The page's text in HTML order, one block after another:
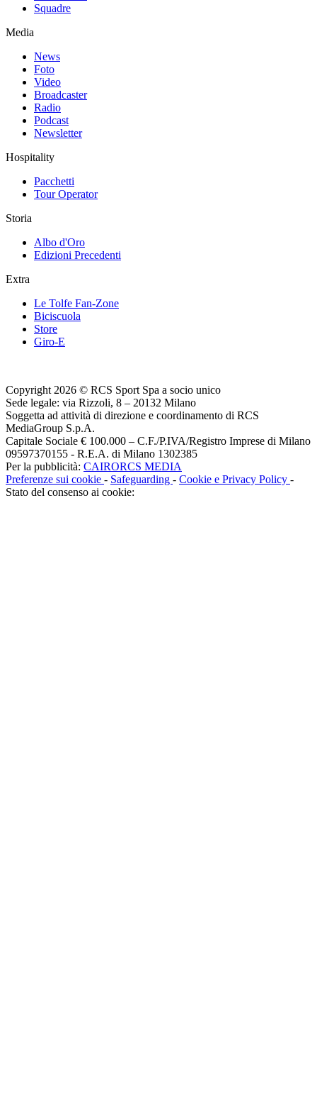
Squadre
Media
News
Foto
Video
Broadcaster
Radio
Podcast
Newsletter
Hospitality
Pacchetti
Tour Operator
Storia
Albo d'Oro
Edizioni Precedenti
Extra
Le Tolfe Fan-Zone
Biciscuola
Store
Giro-E
Copyright 2026 © RCS Sport Spa a socio unico
Sede legale: via Rizzoli, 8 – 20132 Milano
Soggetta ad attività di direzione e coordinamento di RCS
MediaGroup S.p.A.
Capitale Sociale € 100.000 – C.F./P.IVA/Registro Imprese di Milano
09597370155 - R.E.A. di Milano 1302385
Per la pubblicità: CAIRORCS MEDIA
Preferenze sui cookie - Safeguarding - Cookie e Privacy Policy -
Stato del consenso ai cookie: